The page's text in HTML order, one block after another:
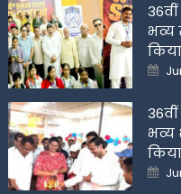
भव्य
on
भव्य
on